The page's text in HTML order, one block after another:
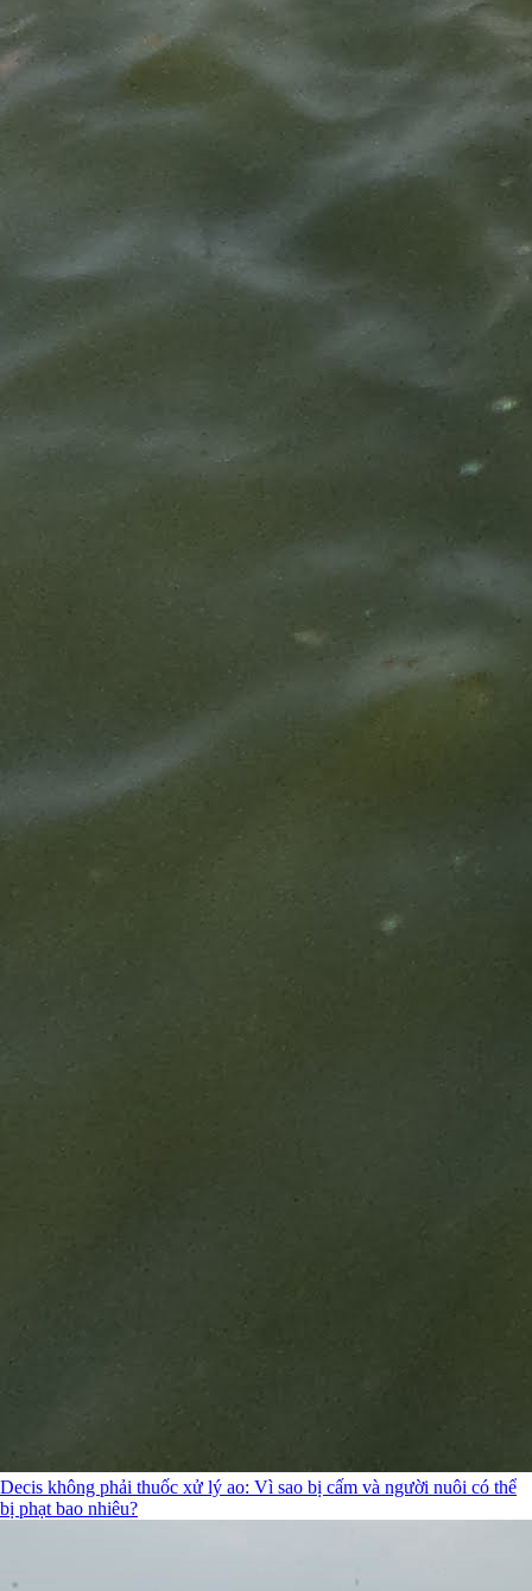
Decis không phải thuốc xử lý ao: Vì sao bị cấm và người nuôi có thể
bị phạt bao nhiêu?